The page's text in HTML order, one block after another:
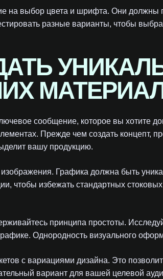
на выбор цвета и шрифта. Они должны
разные варианты, чтобы
сообщение, которое вы хотите
Прежде чем создать концепт,
вашу продукцию.
Графика должна быть
чтобы избежать стандартных
принципа простоты.
Однородность визуального
с вариациями дизайна. Это
вариант для вашей целевой